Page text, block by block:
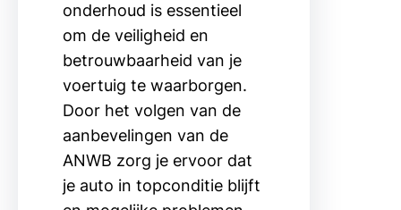
onderhoud is essentieel
om de veiligheid en
betrouwbaarheid van je
voertuig te waarborgen.
Door het volgen van de
aanbevelingen van de
ANWB zorg je ervoor dat
je auto in topconditie blijft